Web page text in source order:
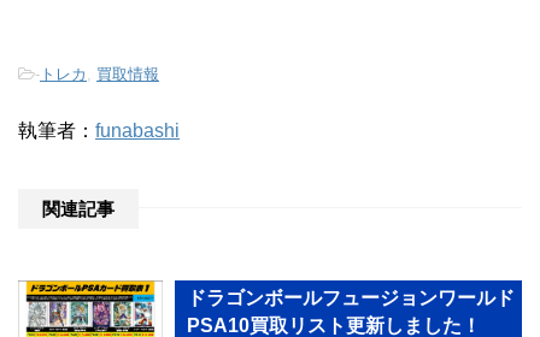
- トレカ 買取情報
執筆者： funabashi
関連記事
ドラゴンボールフュージョンワールド
PSA10買取リスト更新しました！